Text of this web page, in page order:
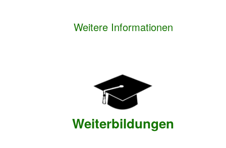
Weitere Informationen
Weiterbildungen